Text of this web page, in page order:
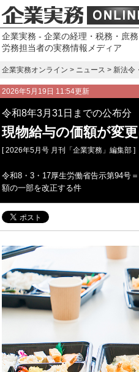
企業実務 - 企業の経理・税務・庶務
労務担当者の実務情報メディア
企業実務オンライン > ニュース > 新法令
2026年5月19日 11:54更新
令和8年3月31日までの公布分
現物給与の価額が変
[ 2026年5月号 月刊「企業実務」編集部 ]
令和8・3・17厚生労働省告示第94号
額の一部を改正する件